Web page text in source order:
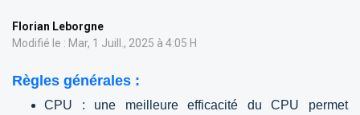
Florian Leborgne
Modifié le : Mar, 1 Juill., 2025 à 4:05 H
Règles générales :
CPU : une meilleure efficacité du CPU permet